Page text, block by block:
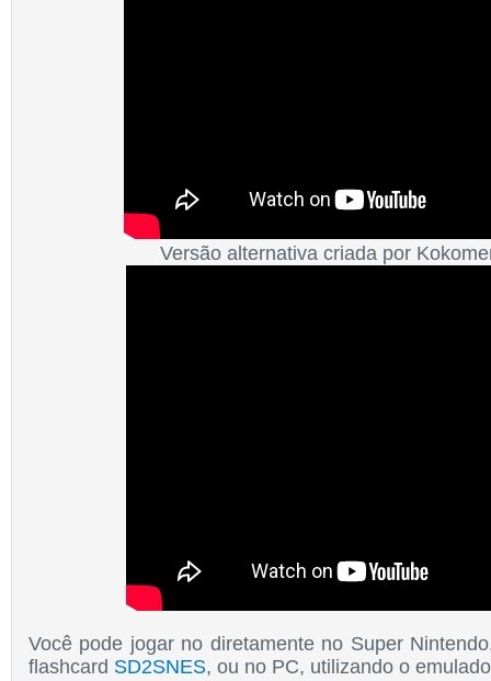
Versão alternativa criada por
Você pode jogar no diretamente no Super
flashcard SD2SNES, ou no PC, utilizando o